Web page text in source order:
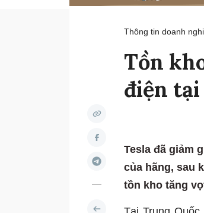
Thông tin doanh
Tồn
điện
Tesla đã giảm
của hãng, sau
tồn kho tăng